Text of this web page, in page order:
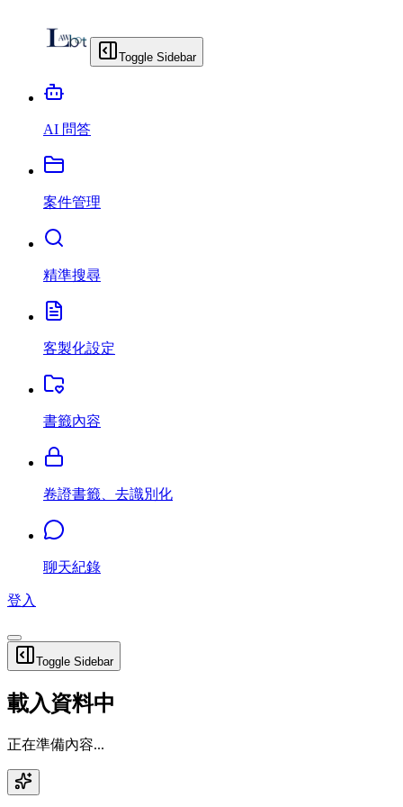
Toggle Sidebar
AI 問答
案件管理
精準搜尋
客製化設定
書籤內容
卷證書籤、去識別化
聊天紀錄
登入
Toggle Sidebar
載入資料中
正在準備內容...